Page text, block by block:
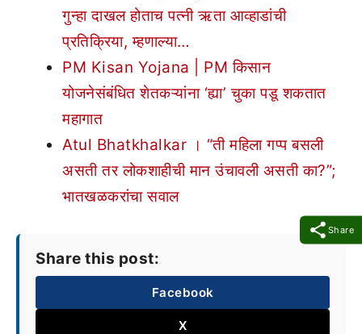
Share
गुन्हा दाखल होताच पत्नी ऋता आव्हाडांची
प्रतिक्रिया, म्हणाल्या…
PM Kisan Yojana | PM किसान
योजनेसंबंधित शेतकऱ्यांना ‘ह्या’ चुका पडू शकतात
महागात
Atul Bhatkhalkar । “ती महिला गप्प बसली
असती तर लोकशाहीची मान उंचावली असती का?”;
भातखळकरांचा सवाल
Share this post:
Facebook
X